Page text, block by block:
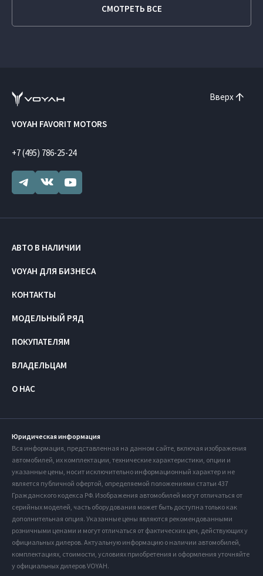
СМОТРЕТЬ ВСЕ
Вверх
VOYAH FAVORIT MOTORS
+7 (495) 786-25-24
АВТО В НАЛИЧИИ
VOYAH ДЛЯ БИЗНЕСА
КОНТАКТЫ
МОДЕЛЬНЫЙ РЯД
ПОКУПАТЕЛЯМ
ВЛАДЕЛЬЦАМ
О НАС
Юридическая информация
Вся информация, представленная на данном сайте, включая изображения
автомобилей, их комплектации, технические характеристики, опции и
указанные цены, носит исключительно информационный характер и не
является публичной офертой, определяемой положениями статьи 437
Гражданского кодекса РФ. Изображения автомобилей могут отличаться от
серийных моделей, часть оборудования может быть доступна только как
дополнительная опция. Указанные цены являются рекомендованными
розничными ценами и могут отличаться от фактических цен, действующих у
официальных дилеров. Актуальную информацию о наличии автомобилей,
комплектациях, стоимости, условиях приобретения и оформления уточняйте
у официальных дилеров VOYAH.